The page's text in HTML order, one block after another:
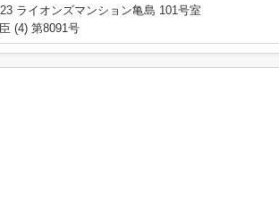
ライオンズマンション亀島 101号室
(4) 第8091号